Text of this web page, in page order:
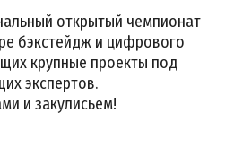
открытый чемпионат
бэкстейдж и цифрового
крупные проекты под
экспертов.
и закулисьем!